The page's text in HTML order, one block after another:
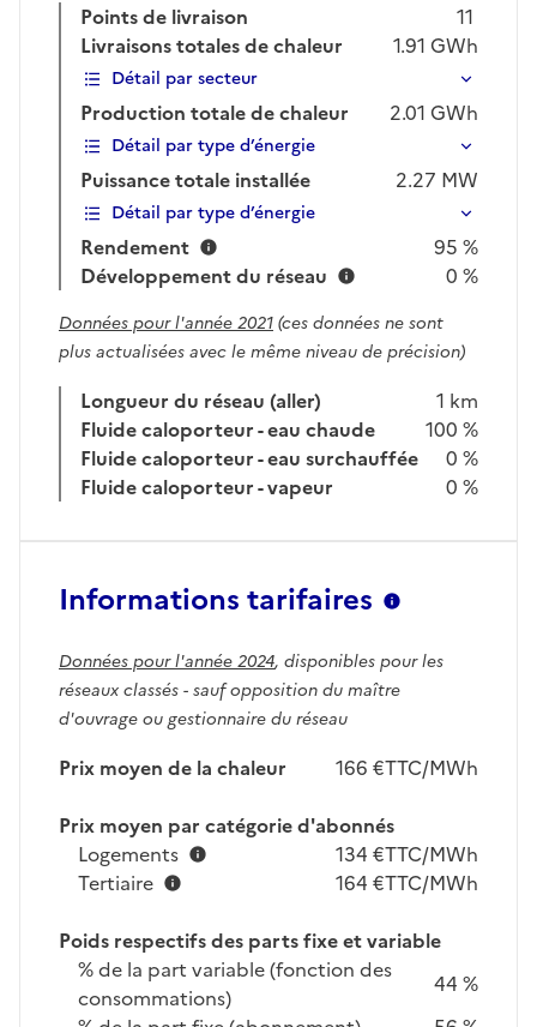
Points de livraison
11
Livraisons totales de chaleur
1.91 GWh
Détail par secteur
Production totale de chaleur 2.01 GWh
Détail par type d’énergie
Puissance totale installée 2.27 MW
Détail par type d’énergie
Rendement
95 %
Développement du réseau
0 %
Données pour l'année 2021(ces données ne sont
plus actualisées avec le même niveau de précision)
Longueur du réseau (aller)
1 km
Fluide caloporteur - eau chaude
100 %
Fluide caloporteur - eau surchauffée
0 %
Fluide caloporteur - vapeur
0 %
Informations tarifaires
Données pour l'année 2024, disponibles pour les
réseaux classés - sauf opposition du maître
d'ouvrage ou gestionnaire du réseau
Prix moyen de la chaleur
166 €TTC/MWh
Prix moyen par catégorie d'abonnés
Logements
134 €TTC/MWh
Tertiaire
164 €TTC/MWh
Poids respectifs des parts fixe et variable
% de la part variable (fonction des
consommations)
44 %